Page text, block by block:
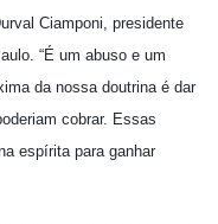
Ciamponi, presidente
“É um abuso e um
da nossa doutrina é dar
cobrar. Essas
espírita para ganhar